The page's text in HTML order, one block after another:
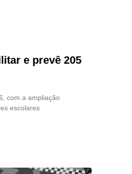
e prevê 205
com a ampliação
escolares